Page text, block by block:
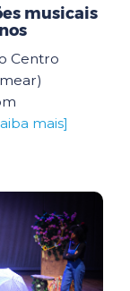
musicais
Centro
mais]